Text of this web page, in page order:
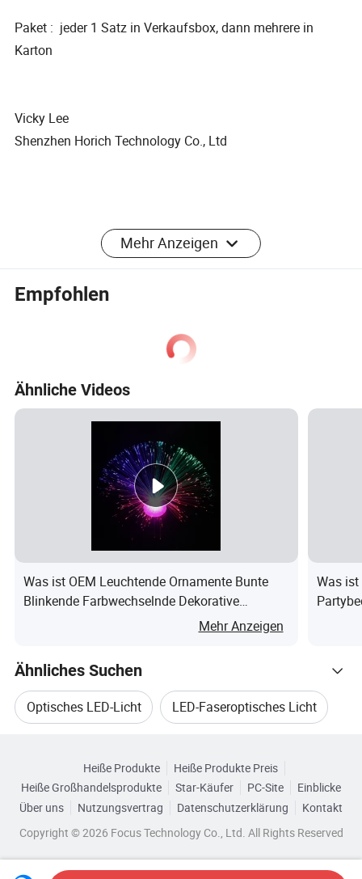
Paket : jeder 1 Satz in Verkaufsbox, dann mehrere in
Karton
Vicky Lee
Shenzhen Horich Technology Co., Ltd
Mehr Anzeigen
Empfohlen
Ähnliche Videos
Was ist OEM Leuchtende Ornamente Bunte
Blinkende Farbwechselnde Dekorative
Mehr Anzeigen
Was
Ähnliches Suchen
Optisches LED-Licht LED-Faseroptisches Licht
Faser-Solarlicht Faserbeleuchtung Licht
Heiße Produkte
Heiße Produkte Preis
Heiße Großhandelsprodukte
Star-Käufer PC-Site
Einblicke
Über uns
Nutzungsvertrag Datenschutzerklärung
Kontakt
Copyright © 2026 Focus Technology Co., Ltd. All Rights Reserved